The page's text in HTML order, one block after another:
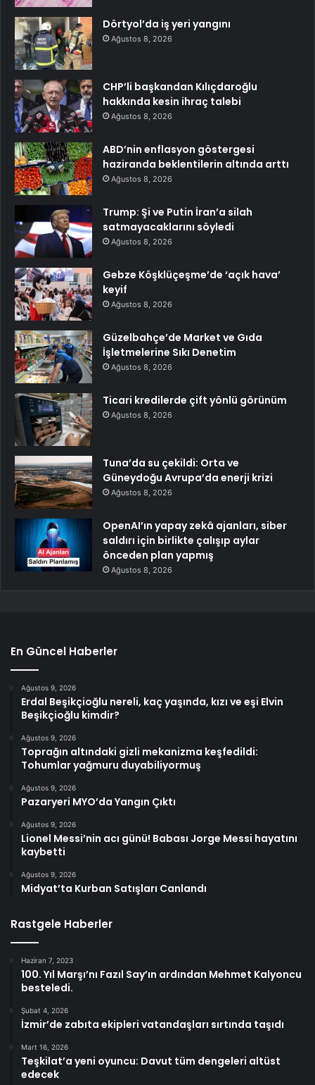
Dörtyol’da iş yeri yangını
Ağustos 8, 2026
CHP’li başkandan Kılıçdaroğlu
hakkında kesin ihraç talebi
Ağustos 8, 2026
ABD’nin enflasyon göstergesi
haziranda beklentilerin altında arttı
Ağustos 8, 2026
Trump: Şi ve Putin İran’a silah
satmayacaklarını söyledi
Ağustos 8, 2026
Gebze Köşklüçeşme’de ‘açık hava’
keyif
Ağustos 8, 2026
Güzelbahçe’de Market ve Gıda
İşletmelerine Sıkı Denetim
Ağustos 8, 2026
Ticari kredilerde çift yönlü görünüm
Ağustos 8, 2026
Tuna’da su çekildi: Orta ve
Güneydoğu Avrupa’da enerji krizi
Ağustos 8, 2026
OpenAI’ın yapay zekâ ajanları, siber
saldırı için birlikte çalışıp aylar
önceden plan yapmış
Ağustos 8, 2026
En Güncel Haberler
Ağustos 9, 2026
Erdal Beşikçioğlu nereli, kaç yaşında, kızı ve eşi Elvin
Beşikçioğlu kimdir?
Ağustos 9, 2026
Toprağın altındaki gizli mekanizma keşfedildi:
Tohumlar yağmuru duyabiliyormuş
Ağustos 9, 2026
Pazaryeri MYO’da Yangın Çıktı
Ağustos 9, 2026
Lionel Messi’nin acı günü! Babası Jorge Messi hayatını
kaybetti
Ağustos 9, 2026
Midyat’ta Kurban Satışları Canlandı
Rastgele Haberler
Haziran 7, 2023
100. Yıl Marşı’nı Fazıl Say’ın ardından Mehmet Kalyoncu
besteledi.
Şubat 4, 2026
İzmir’de zabıta ekipleri vatandaşları sırtında taşıdı
Mart 16, 2026
Teşkilat’a yeni oyuncu: Davut tüm dengeleri altüst
edecek